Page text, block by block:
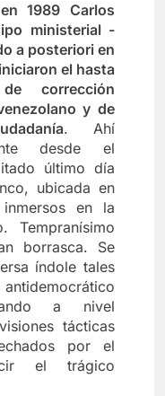
1989 Carlos
ministerial -
a posteriori en
el hasta
corrección
y de
. Ahí
desde el
último día
ubicada en
en la
Tempranísimo
borrasca. Se
índole tales
a nivel
tácticas
por el
el trágico